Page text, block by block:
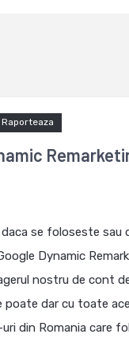
Raporteaza
se foloseste sau
Dynamic
nostru de cont
poate dar cu toate
din Romania care